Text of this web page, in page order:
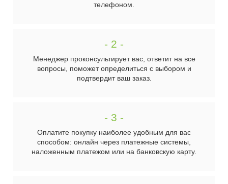
телефоном.
- 2 -
Менеджер проконсультирует вас, ответит на все
вопросы, поможет определиться с выбором и
подтвердит ваш заказ.
- 3 -
Оплатите покупку наиболее удобным для вас
способом: онлайн через платежные системы,
наложенным платежом или на банковскую карту.